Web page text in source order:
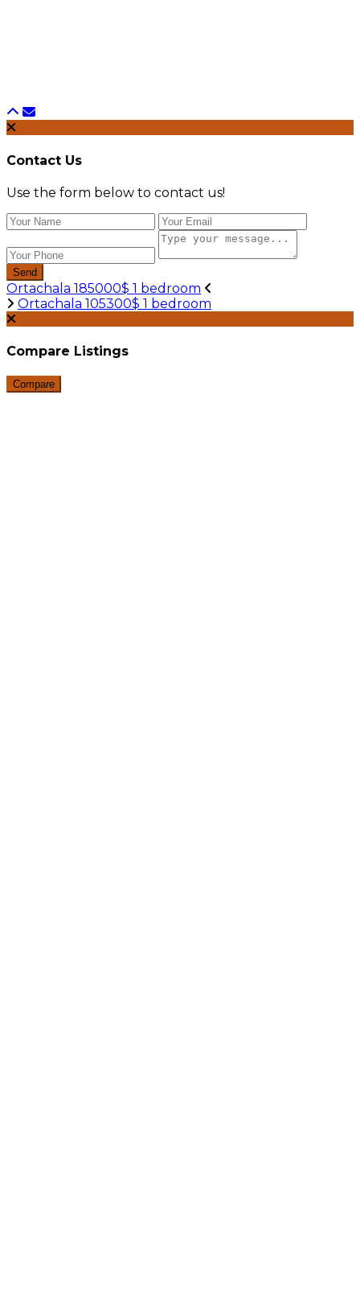
Contact Us
Use the form below to contact us!
Send
Ortachala 185000$ 1 bedroom
Ortachala 105300$ 1 bedroom
Compare Listings
Compare